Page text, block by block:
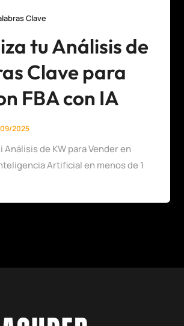
Clave
tu Análisis de
Clave para
FBA con IA
2025
Análisis de KW para Vender en
Artificial en menos de 1